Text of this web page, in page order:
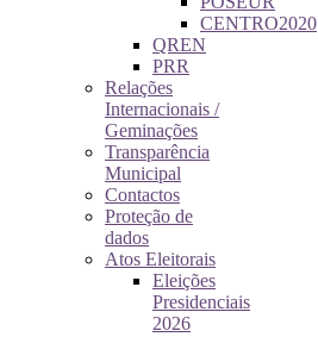
CENTRO2020
QREN
PRR
Relações
Internacionais /
Geminações
Transparência
Municipal
Contactos
Proteção de
dados
Atos Eleitorais
Eleições
Presidenciais
2026